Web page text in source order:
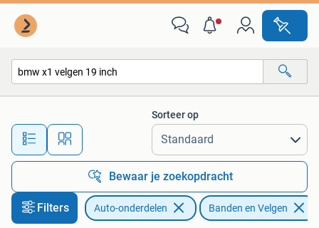
Alle afstanden…
Sorteer op
Bewaar je zoekopdracht
Filters Auto-onderdelen Banden en Velgen